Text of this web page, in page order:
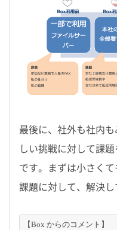
最後に、社外も社内
しい挑戦に対して課
です。まずは小さく
課題に対して、解決し
【Box からのコメント】